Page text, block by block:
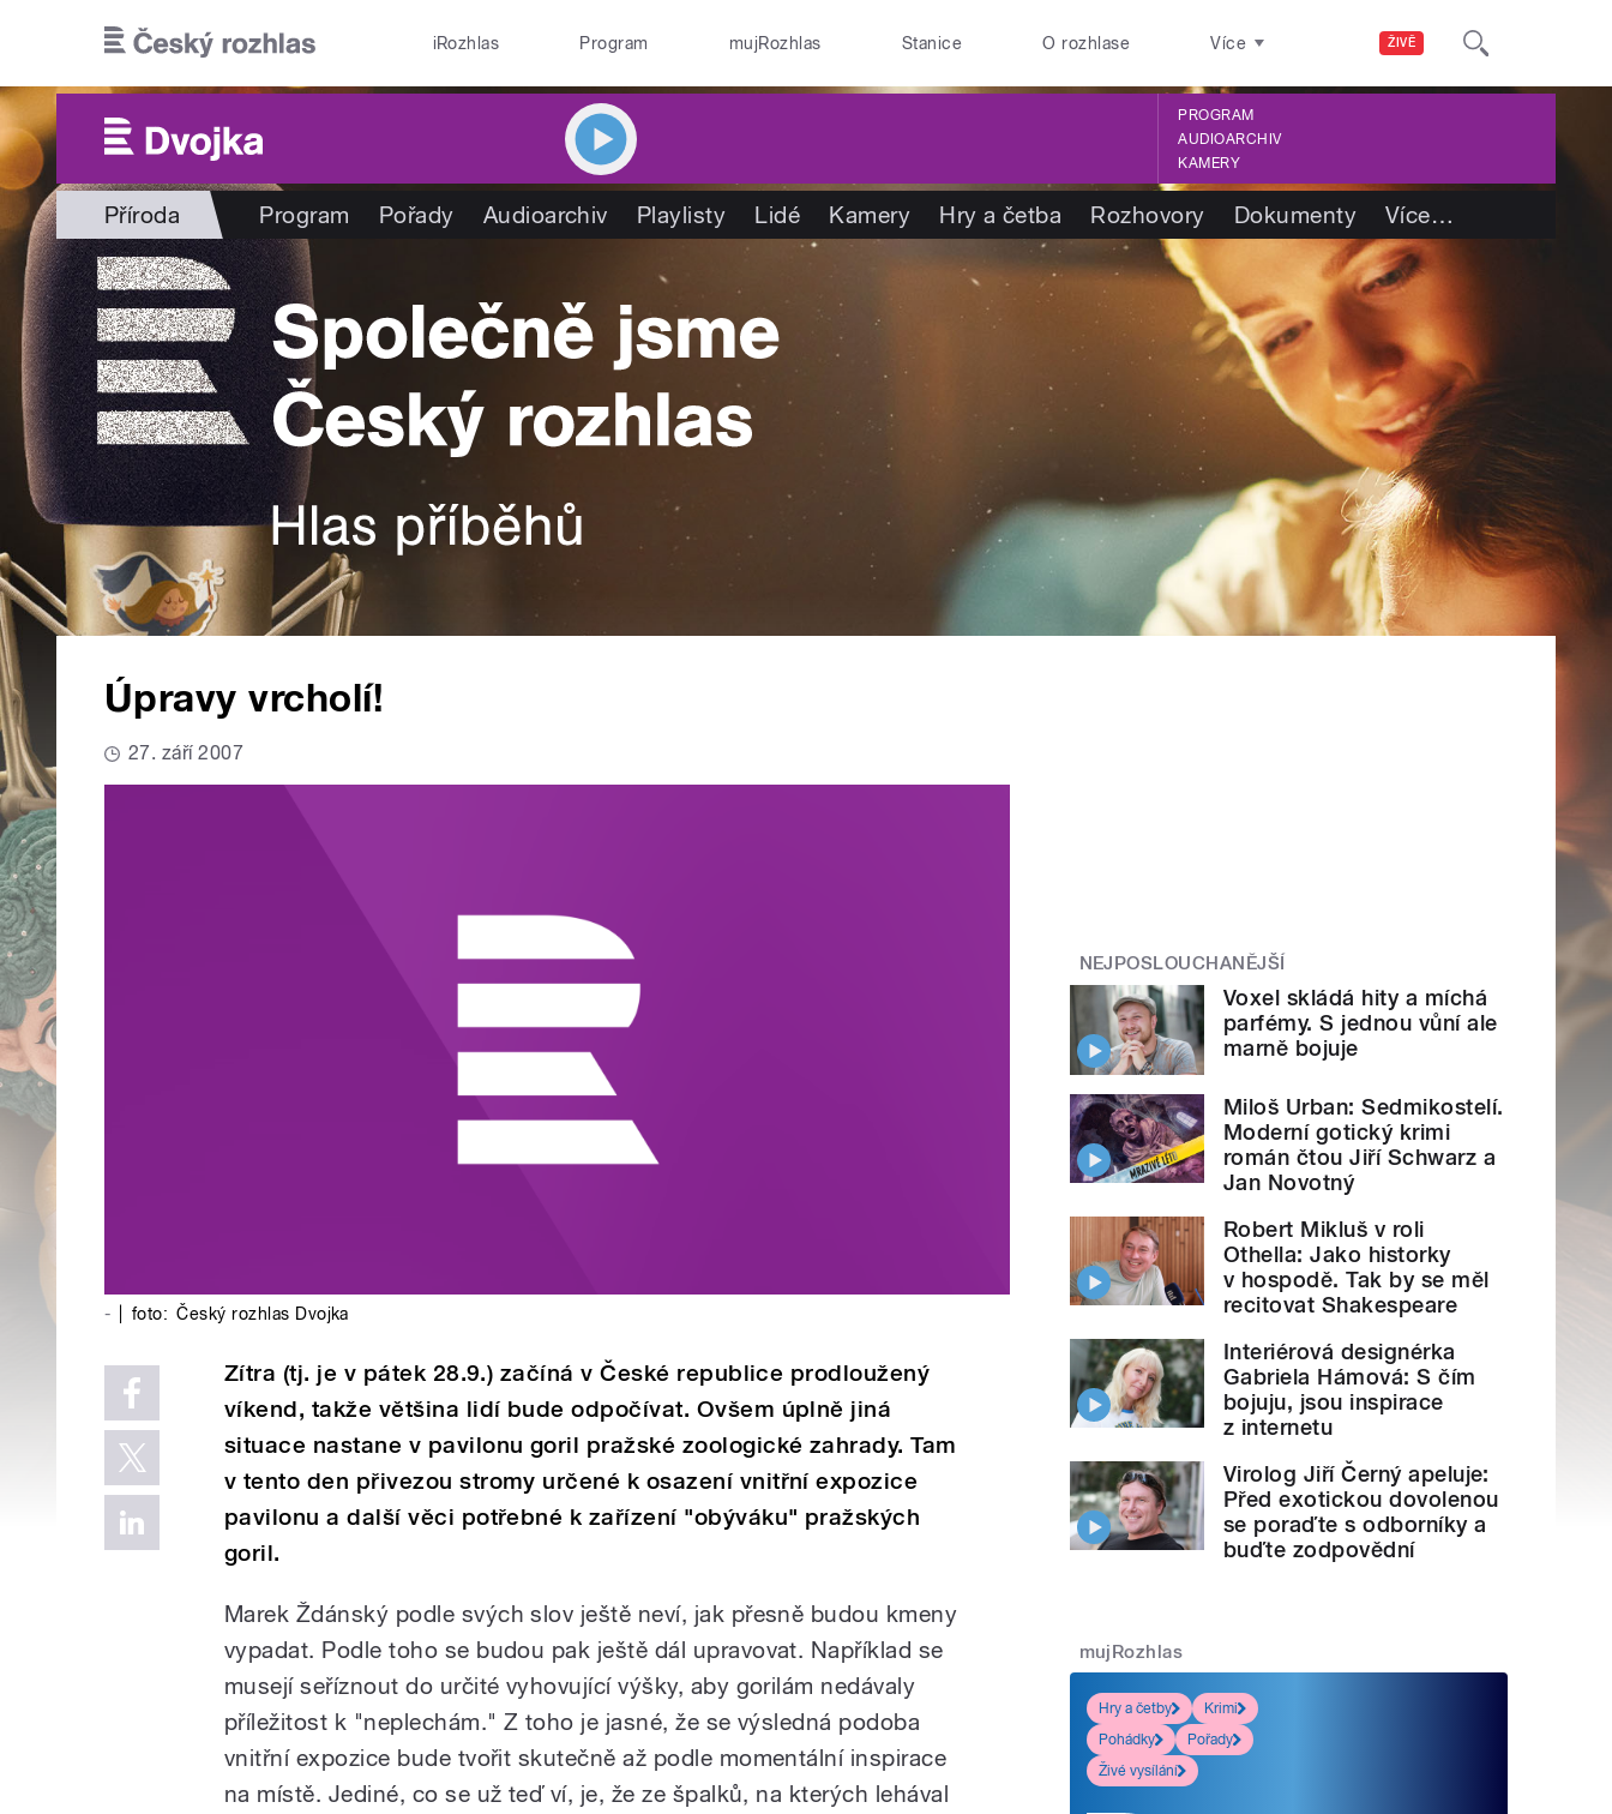
ŽIVĚ
iRozhlas Program mujRozhlas Stanice O rozhlase Více
PROGRAM
AUDIOARCHIV
KAMERY
Příroda Program Pořady Audioarchiv Playlisty Lidé Kamery Hry a četba Rozhovory Dokumenty Více…
Úpravy vrcholí!
27. září 2007
- foto: Český rozhlas Dvojka
Zítra (tj. je v pátek 28.9.) začíná v České republice prodloužený
víkend, takže většina lidí bude odpočívat. Ovšem úplně jiná
situace nastane v pavilonu goril pražské zoologické zahrady. Tam
v tento den přivezou stromy určené k osazení vnitřní expozice
pavilonu a další věci potřebné k zařízení "obýváku" pražských
goril.
Marek Ždánský podle svých slov ještě neví, jak přesně budou kmeny
vypadat. Podle toho se budou pak ještě dál upravovat. Například se
musejí seříznout do určité vyhovující výšky, aby gorilám nedávaly
příležitost k "neplechám." Z toho je jasné, že se výsledná podoba
vnitřní expozice bude tvořit skutečně až podle momentální inspirace
na místě. Jediné, co se už teď ví, je, že ze špalků, na kterých lehával
NEJPOSLOUCHANĚJŠÍ
Voxel skládá hity a míchá
parfémy. S jednou vůní ale
marně bojuje
Miloš Urban: Sedmikostelí.
Moderní gotický krimi
román čtou Jiří Schwarz a
Jan Novotný
Robert Mikluš v roli
Othella: Jako historky
v hospodě. Tak by se měl
recitovat Shakespeare
Interiérová designérka
Gabriela Hámová: S čím
bojuju, jsou inspirace
z internetu
Virolog Jiří Černý apeluje:
Před exotickou dovolenou
se poraďte s odborníky a
buďte zodpovědní
mujRozhlas
Hry a četby
Krimi
Pohádky
Pořady
Živé vysílání